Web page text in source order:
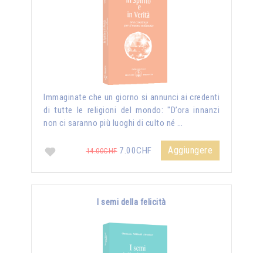
Immaginate che un giorno si annunci ai credenti
di tutte le religioni del mondo: "D’ora innanzi
non ci saranno più luoghi di culto né …
14.00CHF7.00CHF Aggiungere
I semi della felicità